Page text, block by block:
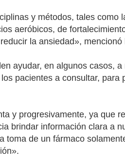
y métodos, tales como
aeróbicos, de
la ansiedad», mencionó
ayudar, en algunos casos,
pacientes a consultar,
y progresivamente, ya que
brindar información clara a
de un fármaco